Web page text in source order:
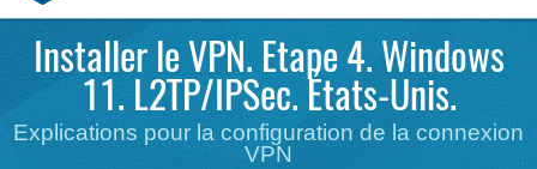
Installer le VPN. Etape 4. Windows
11. L2TP/IPSec. États-Unis.
Explications pour la configuration de la connexion
VPN